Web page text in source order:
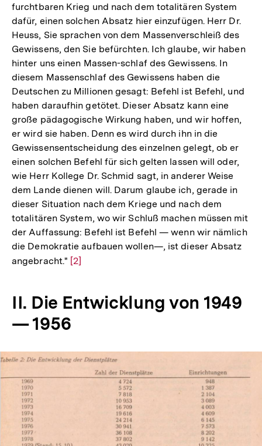
furchtbaren Krieg und nach dem totalitären System
dafür, einen solchen Absatz hier einzufügen. Herr Dr.
Heuss, Sie sprachen von dem Massenverschleiß des
Gewissens, den Sie befürchten. Ich glaube, wir haben
hinter uns einen Massen-schlaf des Gewissens. In
diesem Massenschlaf des Gewissens haben die
Deutschen zu Millionen gesagt: Befehl ist Befehl, und
haben daraufhin getötet. Dieser Absatz kann eine
große pädagogische Wirkung haben, und wir hoffen,
er wird sie haben. Denn es wird durch ihn in die
Gewissensentscheidung des einzelnen gelegt, ob er
einen solchen Befehl für sich gelten lassen will oder,
wie Herr Kollege Dr. Schmid sagt, in anderer Weise
dem Lande dienen will. Darum glaube ich, gerade in
dieser Situation nach dem Kriege und nach dem
totalitären System, wo wir Schluß machen müssen mit
der Auffassung: Befehl ist Befehl — wenn wir nämlich
die Demokratie aufbauen wollen—, ist dieser Absatz
angebracht." Zur
Fußnote
[2]
II. Die Entwicklung von 1949
— 1956
In
Lightbox
öffnen